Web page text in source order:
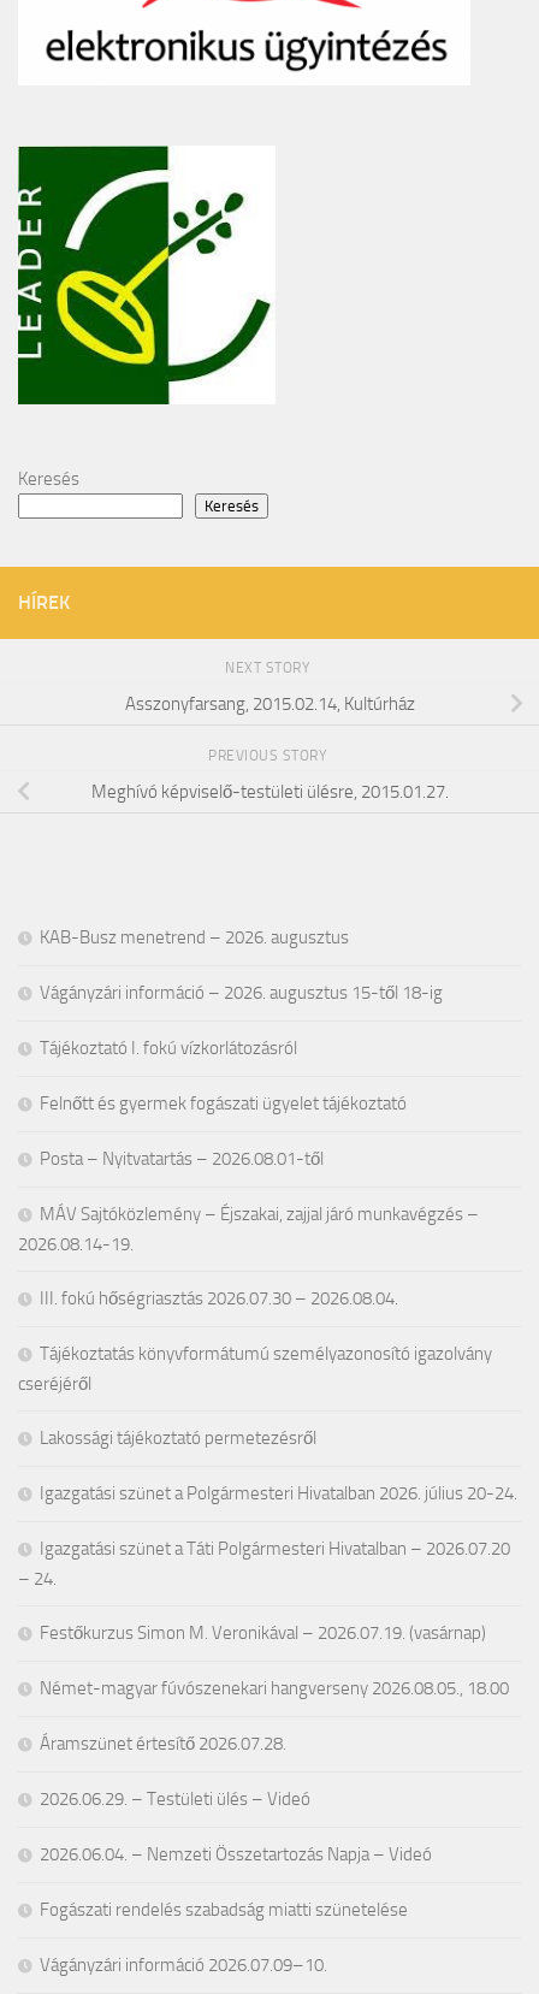
Keresés
Keresés
HÍREK
NEXT STORY
Asszonyfarsang, 2015.02.14, Kultúrház
PREVIOUS STORY
Meghívó képviselő-testületi ülésre, 2015.01.27.
KAB-Busz menetrend – 2026. augusztus
Vágányzári információ – 2026. augusztus 15-től 18-ig
Tájékoztató I. fokú vízkorlátozásról
Felnőtt és gyermek fogászati ügyelet tájékoztató
Posta – Nyitvatartás – 2026.08.01-től
MÁV Sajtóközlemény – Éjszakai, zajjal járó munkavégzés –
2026.08.14-19.
III. fokú hőségriasztás 2026.07.30 – 2026.08.04.
Tájékoztatás könyvformátumú személyazonosító igazolvány
cseréjéről
Lakossági tájékoztató permetezésről
Igazgatási szünet a Polgármesteri Hivatalban 2026. július 20-24.
Igazgatási szünet a Táti Polgármesteri Hivatalban – 2026.07.20
– 24.
Festőkurzus Simon M. Veronikával – 2026.07.19. (vasárnap)
Német-magyar fúvószenekari hangverseny 2026.08.05., 18.00
Áramszünet értesítő 2026.07.28.
2026.06.29. – Testületi ülés – Videó
2026.06.04. – Nemzeti Összetartozás Napja – Videó
Fogászati rendelés szabadság miatti szünetelése
Vágányzári információ 2026.07.09–10.